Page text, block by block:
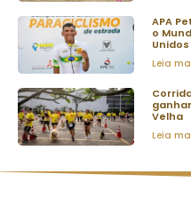
APA
o
Unidos
Leia
Velha
Leia